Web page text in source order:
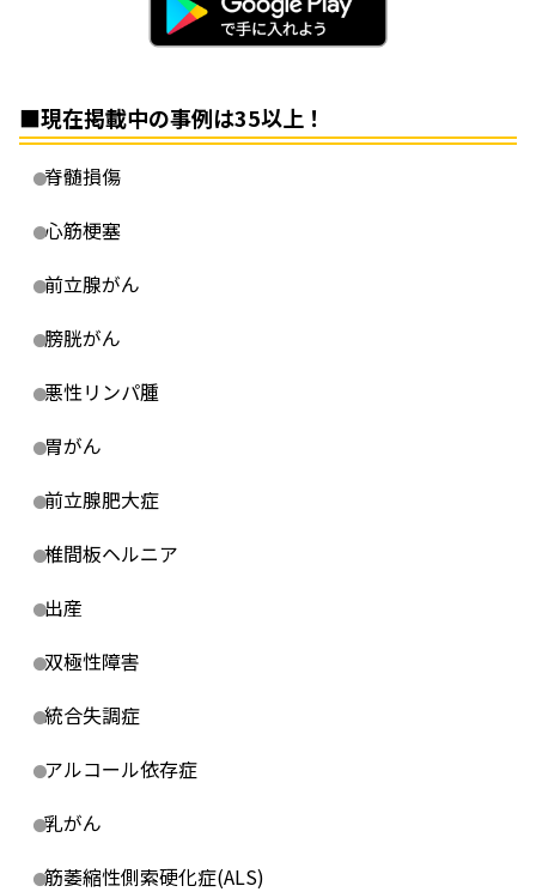
■現在掲載中の事例は35以上！
脊髄損傷
心筋梗塞
前立腺がん
膀胱がん
悪性リンパ腫
胃がん
前立腺肥大症
椎間板ヘルニア
出産
双極性障害
統合失調症
アルコール依存症
乳がん
筋萎縮性側索硬化症(ALS)